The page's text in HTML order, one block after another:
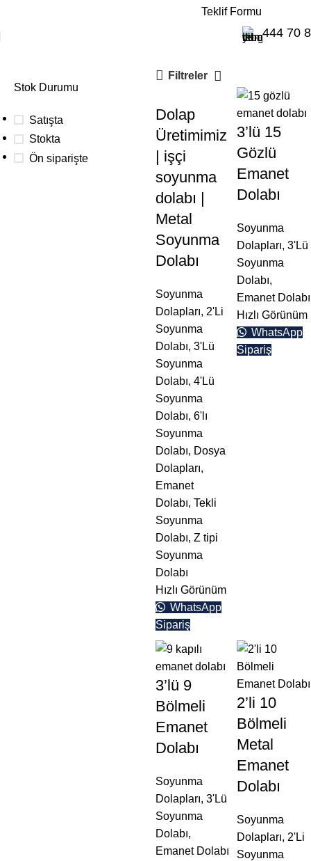
Teklif Formu
444 70
Stok Durumu
Satışta
Stokta
Ön siparişte
Filtreler
Dolap
Üretimimiz
| işçi
soyunma
dolabı |
Metal
Soyunma
Dolabı
Soyunma
Dolapları, 2'Li
Soyunma
Dolabı, 3'Lü
Soyunma
Dolabı, 4'Lü
Soyunma
Dolabı, 6'lı
Soyunma
Dolabı, Dosya
Dolapları,
Emanet
Dolabı, Tekli
Soyunma
Dolabı, Z tipi
Soyunma
Dolabı
Hızlı Görünüm
WhatsApp
Sipariş
3’lü 15
Gözlü
Emanet
Dolabı
Soyunma
Dolapları, 3'Lü
Soyunma
Dolabı,
Emanet Dolabı
Hızlı Görünüm
WhatsApp
Sipariş
3’lü 9
Bölmeli
Emanet
Dolabı
Soyunma
Dolapları, 3'Lü
Soyunma
Dolabı,
Emanet Dolabı
2’li 10
Bölmeli
Metal
Emanet
Dolabı
Soyunma
Dolapları, 2'Li
Soyunma